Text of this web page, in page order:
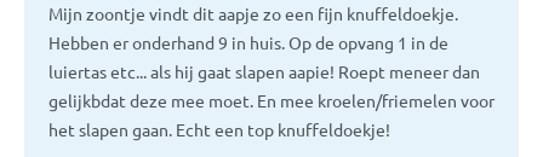
Mijn zoontje vindt dit aapje zo een fijn knuffeldoekje.
Hebben er onderhand 9 in huis. Op de opvang 1 in de
luiertas etc... als hij gaat slapen aapie! Roept meneer dan
gelijkbdat deze mee moet. En mee kroelen/friemelen voor
het slapen gaan. Echt een top knuffeldoekje!